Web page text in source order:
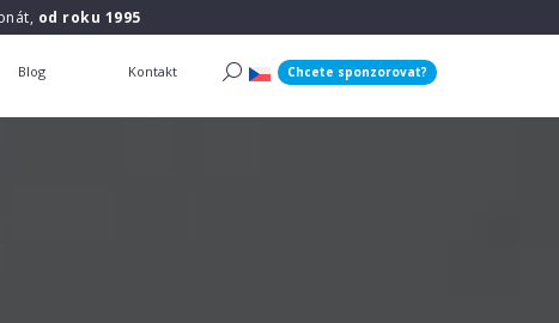
od roku 1995
Blog Kontakt Chcete sponzorovat?